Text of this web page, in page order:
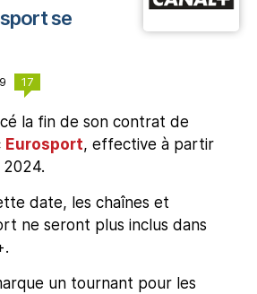
se
17
la fin de son contrat de
Eurosport, effective à partir
date, les chaînes et
ne seront plus inclus dans
un tournant pour les